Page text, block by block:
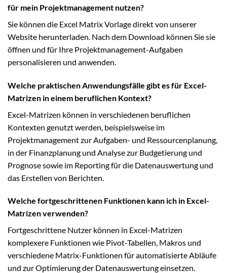
für mein Projektmanagement nutzen?
Sie können die Excel Matrix Vorlage direkt von unserer
Website herunterladen. Nach dem Download können Sie sie
öffnen und für Ihre Projektmanagement-Aufgaben
personalisieren und anwenden.
Welche praktischen Anwendungsfälle gibt es für Excel-
Matrizen in einem beruflichen Kontext?
Excel-Matrizen können in verschiedenen beruflichen
Kontexten genutzt werden, beispielsweise im
Projektmanagement zur Aufgaben- und Ressourcenplanung,
in der Finanzplanung und Analyse zur Budgetierung und
Prognose sowie im Reporting für die Datenauswertung und
das Erstellen von Berichten.
Welche fortgeschrittenen Funktionen kann ich in Excel-
Matrizen verwenden?
Fortgeschrittene Nutzer können in Excel-Matrizen
komplexere Funktionen wie Pivot-Tabellen, Makros und
verschiedene Matrix-Funktionen für automatisierte Abläufe
und zur Optimierung der Datenauswertung einsetzen.